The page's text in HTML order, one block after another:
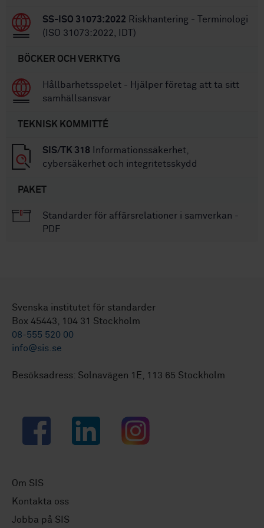
SS-ISO 31073:2022 Riskhantering - Terminologi
(ISO 31073:2022, IDT)
BÖCKER OCH VERKTYG
Hållbarhetsspelet - Hjälper företag att ta sitt
samhällsansvar
TEKNISK KOMMITTÉ
SIS/TK 318 Informationssäkerhet,
cybersäkerhet och integritetsskydd
PAKET
Standarder för affärsrelationer i samverkan -
PDF
Svenska institutet för standarder
Box 45443, 104 31 Stockholm
08-555 520 00
info@sis.se
Besöksadress: Solnavägen 1E, 113 65 Stockholm
Facebook LinkedIn Instagram
Om SIS
Kontakta oss
Jobba på SIS